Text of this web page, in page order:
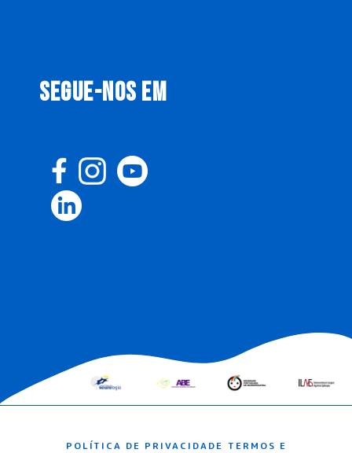
SEGUE-NOS EM
POLÍTICA DE PRIVACIDADE TERMOS E